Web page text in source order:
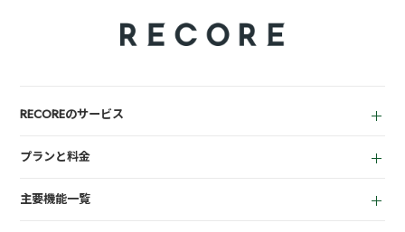
RECOREのサービス
アパレル向け
プランと料金
主要機能一覧